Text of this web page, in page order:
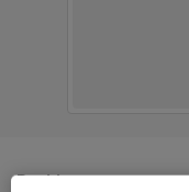
Position
-